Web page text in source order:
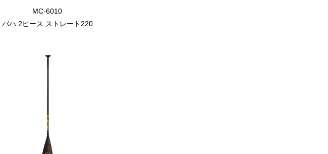
MC-6010
バハ 2ピース ストレート220